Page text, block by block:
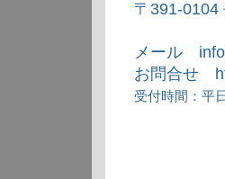
〒391-0104
メール
お問合せ
受付時間：平